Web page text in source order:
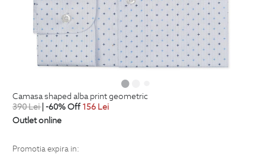
camasa shaped alba print geometric
390Lei| -60% Off 156 Lei
Outlet online
Promotia expira in: